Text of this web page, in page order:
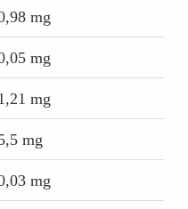
mg
mg
mg
mg
mg